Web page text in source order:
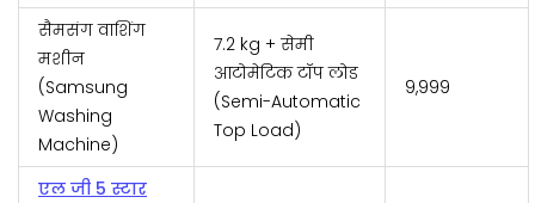
सैमसंग वाशिंग
मशीन
(Samsung
Washing
Machine)
7.2 kg + सेमी
आटोमेटिक टॉप लोड
(Semi-Automatic
Top Load)
₹9,999
एल जी 5 स्टार